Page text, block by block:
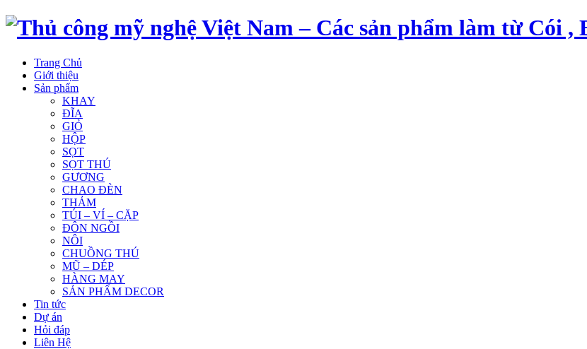
Trang Chủ
Giới thiệu
Sản phẩm
KHAY
ĐĨA
GIỎ
HỘP
SỌT
SỌT THÚ
GƯƠNG
CHAO ĐÈN
THẢM
TÚI – VÍ – CẶP
ĐÔN NGỒI
NÔI
CHUỒNG THÚ
MŨ – DÉP
HÀNG MAY
SẢN PHẨM DECOR
Tin tức
Dự án
Hỏi đáp
Liên Hệ